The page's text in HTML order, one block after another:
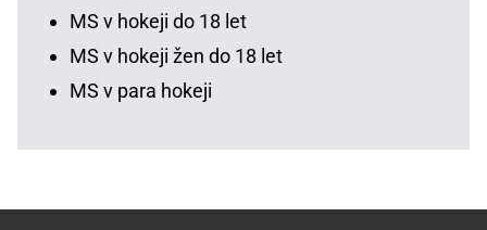
MS v hokeji do 18 let
MS v hokeji žen do 18 let
MS v para hokeji